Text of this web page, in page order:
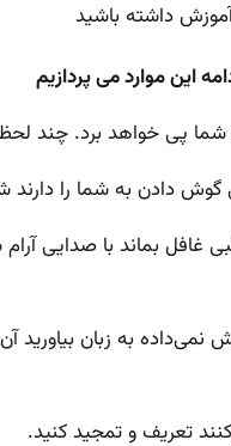
داشته باشید
این موارد می پردازیم
بماند با صدایی
نمی‌داده به زبان